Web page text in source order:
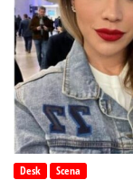
Desk Scena